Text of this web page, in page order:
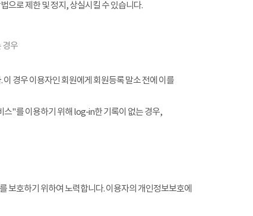
으로 제한 및 정지, 상실시킬 수 있습니다.
경우
경우 이용자인 회원에게 회원등록 말소 전에 이를
"를 이용하기 위해 log-in한 기록이 없는 경우,
보호하기 위하여 노력합니다. 이용자의 개인정보보호에